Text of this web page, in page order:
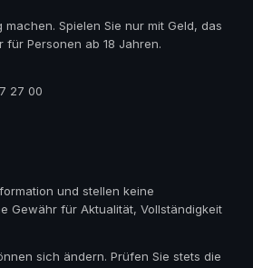
Spielen Sie nur mit Geld, das
für Personen ab 18 Jahren.
27 00
und stellen keine
Gewähr für Aktualität, Vollständigkeit
sich ändern. Prüfen Sie stets die